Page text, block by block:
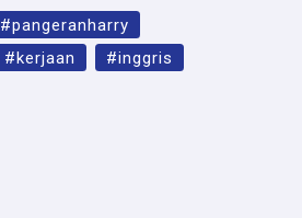
#pangeranharry
#kerjaan
#inggris